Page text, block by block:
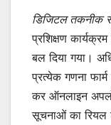
डिजिटल तकनीक से
प्रशिक्षण
बल दिया गया।
प्रत्येक गणना
कर ऑनलाइन
सूचनाओं का रियल